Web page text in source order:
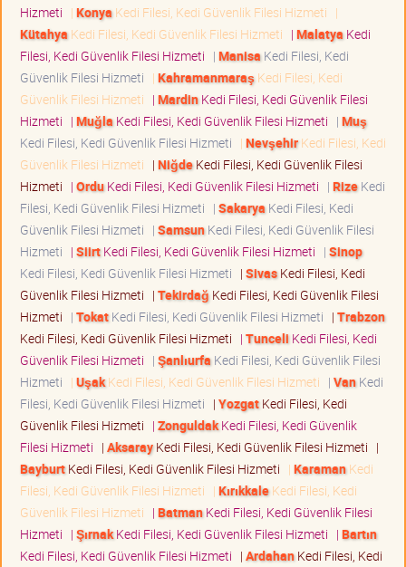
Hizmeti | Konya Kedi Filesi, Kedi Güvenlik Filesi Hizmeti |
Kütahya Kedi Filesi, Kedi Güvenlik Filesi Hizmeti | Malatya Kedi
Filesi, Kedi Güvenlik Filesi Hizmeti | Manisa Kedi Filesi, Kedi
Güvenlik Filesi Hizmeti | Kahramanmaraş Kedi Filesi, Kedi
Güvenlik Filesi Hizmeti | MardinKedi Filesi, Kedi Güvenlik Filesi
Hizmeti | Muğla Kedi Filesi, Kedi Güvenlik Filesi Hizmeti | Muş
Kedi Filesi, Kedi Güvenlik Filesi Hizmeti | NevşehirKedi Filesi, Kedi
Güvenlik Filesi Hizmeti | NiğdeKedi Filesi, Kedi Güvenlik Filesi
Hizmeti | OrduKedi Filesi, Kedi Güvenlik Filesi Hizmeti | RizeKedi
Filesi, Kedi Güvenlik Filesi Hizmeti | Sakarya Kedi Filesi, Kedi
Güvenlik Filesi Hizmeti | SamsunKedi Filesi, Kedi Güvenlik Filesi
Hizmeti | SiirtKedi Filesi, Kedi Güvenlik Filesi Hizmeti | Sinop
Kedi Filesi, Kedi Güvenlik Filesi Hizmeti | SivasKedi Filesi, Kedi
Güvenlik Filesi Hizmeti | Tekirdağ Kedi Filesi, Kedi Güvenlik Filesi
Hizmeti | TokatKedi Filesi, Kedi Güvenlik Filesi Hizmeti | Trabzon
Kedi Filesi, Kedi Güvenlik Filesi Hizmeti | Tunceli Kedi Filesi, Kedi
Güvenlik Filesi Hizmeti | Şanlıurfa Kedi Filesi, Kedi Güvenlik Filesi
Hizmeti | UşakKedi Filesi, Kedi Güvenlik Filesi Hizmeti | VanKedi
Filesi, Kedi Güvenlik Filesi Hizmeti | YozgatKedi Filesi, Kedi
Güvenlik Filesi Hizmeti | ZonguldakKedi Filesi, Kedi Güvenlik
Filesi Hizmeti | AksarayKedi Filesi, Kedi Güvenlik Filesi Hizmeti |
BayburtKedi Filesi, Kedi Güvenlik Filesi Hizmeti | KaramanKedi
Filesi, Kedi Güvenlik Filesi Hizmeti | KırıkkaleKedi Filesi, Kedi
Güvenlik Filesi Hizmeti | BatmanKedi Filesi, Kedi Güvenlik Filesi
Hizmeti | ŞırnakKedi Filesi, Kedi Güvenlik Filesi Hizmeti | Bartın
Kedi Filesi, Kedi Güvenlik Filesi Hizmeti | ArdahanKedi Filesi, Kedi